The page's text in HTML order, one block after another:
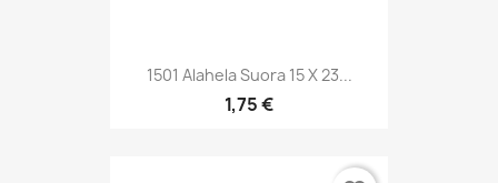
1501 Alahela Suora 15 X 23...
1,75 €